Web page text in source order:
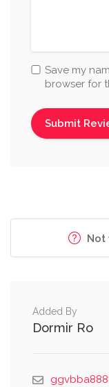
Save my
browser for
Not
Added By
Dormir Ro